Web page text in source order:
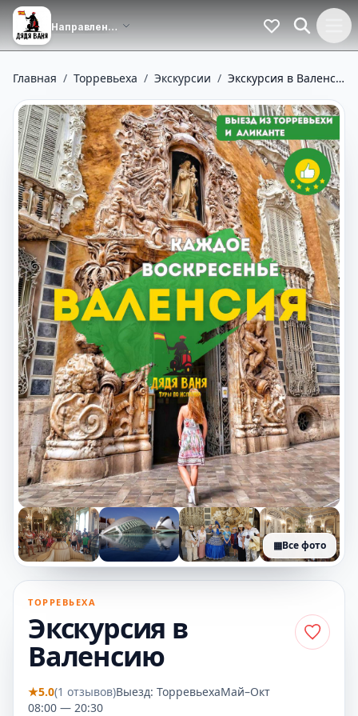
Главная / Торревьеха / Экскурсии / Экскурсия в Валенсию
▦Все фото
ТОРРЕВЬЕХА
Экскурсия в
Валенсию
★5.0(1 отзывов)Выезд: ТорревьехаМай–Окт
08:00 — 20:30